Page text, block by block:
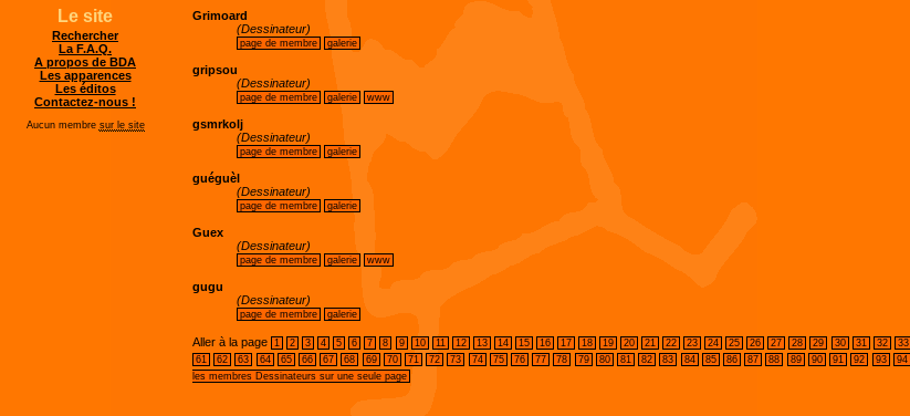
Grimoard
(Dessinateur)
page de membre galerie
gripsou
(Dessinateur)
page de membre galerie www
gsmrkolj
(Dessinateur)
page de membre galerie
guéguèl
(Dessinateur)
page de membre galerie
Guex
(Dessinateur)
page de membre galerie www
gugu
(Dessinateur)
page de membre galerie
Aller à la page 1 2 3 4 5 6 7 8 9 10 11 12 13 14 15 16 17 18 19 20 21 22 23 24 25 26 27 28 29 30 31 32 33
61
62 63 64 65 66 67 68 69 70 71 72 73 74 75 76 77 78 79 80 81 82 83 84 85 86 87 88 89 90 91 92 93 94
les membres Dessinateurs sur une seule page
Le site
Rechercher
La F.A.Q.
A propos de BDA
Les apparences
Les éditos
Contactez-nous !
Aucun membre sur le site